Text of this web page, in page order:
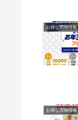
お得な買物情報
お得な買物情報